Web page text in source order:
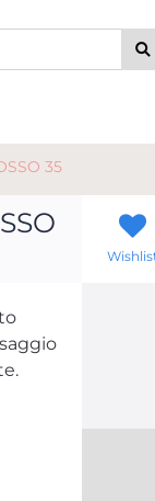
gli altri filtri
35